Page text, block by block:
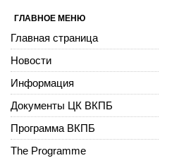
ГЛАВНОЕ МЕНЮ
Главная страница
Новости
Информация
Документы ЦК ВКПБ
Программа ВКПБ
The Programme